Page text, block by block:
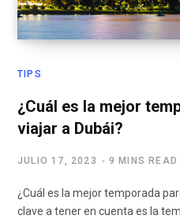
TIPS
¿Cuál es la mejor
viajar a Dubái?
JULIO 17, 2023 9 MINS READ
¿Cuál es la mejor temporada
clave a tener en cuenta es la